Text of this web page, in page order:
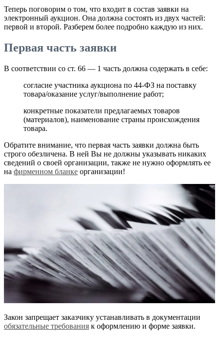
Теперь поговорим о том, что входит в состав заявки на
электронный аукцион. Она должна состоять из двух частей:
первой и второй. Разберем более подробно каждую из них.
Первая часть заявки
В соответствии со ст. 66 — 1 часть должна содержать в себе:
согласие участника аукциона по 44-ФЗ на поставку
товара/оказание услуг/выполнение работ;
конкретные показатели предлагаемых товаров
(материалов), наименование страны происхождения
товара.
Обратите внимание, что первая часть заявки должна быть
строго обезличена. В ней Вы не должны указывать никаких
сведений о своей организации, также не нужно оформлять ее
на фирменном бланке организации!
Закон запрещает заказчику устанавливать в документации
обязательные требования к оформлению и форме заявки.